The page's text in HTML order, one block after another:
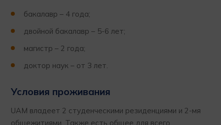
бакалавр – 4 года;
двойной бакалавр – 5-6 лет;
магистр – 2 года;
доктор наук – от 3 лет.
Условия проживания
UAM владеет 2 студенческими резиденциями и 2-мя
общежитиями. Также есть общее для всего